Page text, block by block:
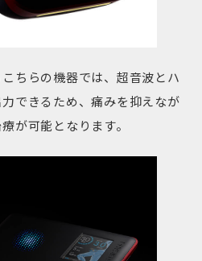
ちらの機器では、超音波とハ
できるため、痛みを抑えなが
が可能となります。